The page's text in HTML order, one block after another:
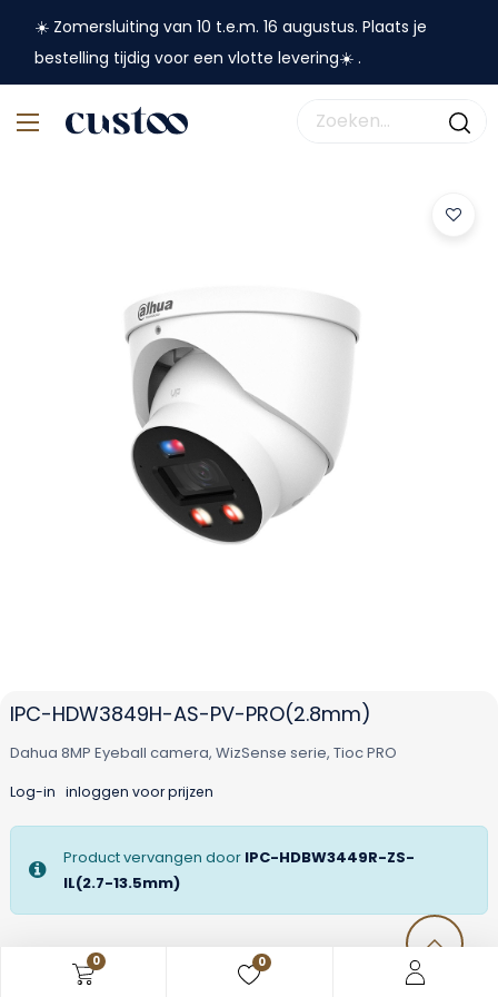
0 0
☀️ Zomersluiting van 10 t.e.m. 16 augustus. Plaats je
bestelling tijdig voor een vlotte levering☀️ .
IPC-HDW3849H-AS-PV-PRO(2.8mm)
Dahua 8MP Eyeball camera, WizSense serie, Tioc PRO
Log-in inloggen voor prijzen
Product vervangen door IPC-HDBW3449R-ZS-
IL(2.7-13.5mm)